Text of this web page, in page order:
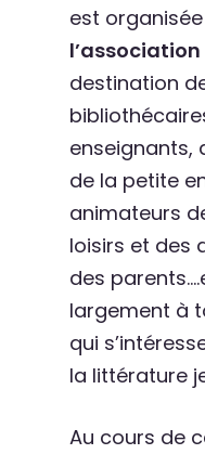
est
l’association
destination
enseignants,
de la petite
animateurs
loisirs et des
des
largement à
qui
la littérature
Au cours de